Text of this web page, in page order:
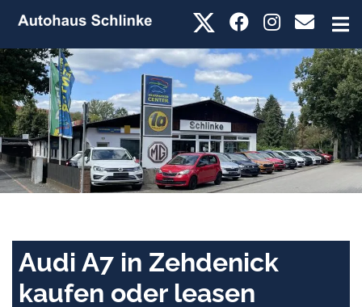
Audi A7 in Zehdenick
kaufen oder leasen